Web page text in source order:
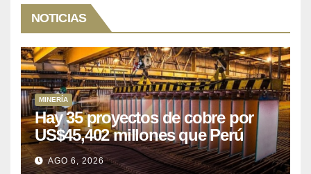
NOTICIAS
MINERÍA
Hay 35 proyectos de cobre por
US$45,402 millones que Perú
puede aprovechar
AGO 6, 2026